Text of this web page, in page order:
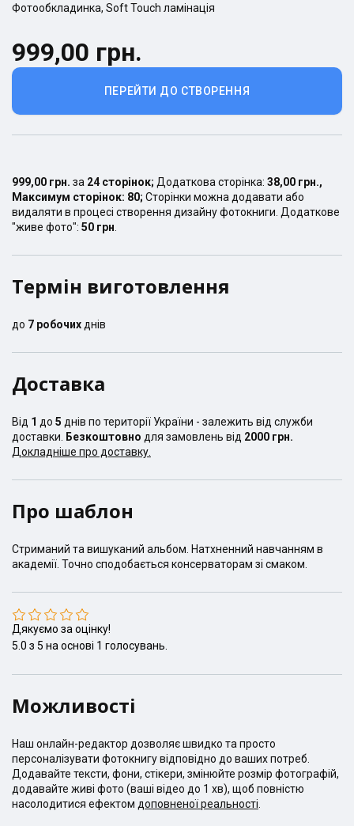
Фотообкладинка, Soft Touch ламінація
ПЕРЕЙТИ ДО СТВОРЕННЯ
999,00 грн.
999,00 грн. за 24 сторінок; Додаткова сторінка: 38,00 грн.,
Максимум сторінок: 80; Сторінки можна додавати або
видаляти в процесі створення дизайну фотокниги. Додаткове
"живе фото": 50 грн
Термін виготовлення
до 7 робочих днів
Доставка
Від 1 до 5 днів по території України - залежить від служби
доставки.
Безкоштовно для замовлень від 2000 грн.
Докладніше про доставку.
Про шаблон
Стриманий та вишуканий альбом. Натхненний навчанням в
академії. Точно сподобається консерваторам зі смаком.
Дякуємо за оцінку!
5.0 з 5 на основі 1 голосувань.
Можливості
Наш онлайн-редактор дозволяє швидко та просто
персоналізувати фотокнигу відповідно до ваших потреб.
Додавайте тексти, фони, стікери, змінюйте розмір фотографій,
додавайте живі фото (ваші відео до 1 хв), щоб повністю
насолодитися ефектом доповненої реальності